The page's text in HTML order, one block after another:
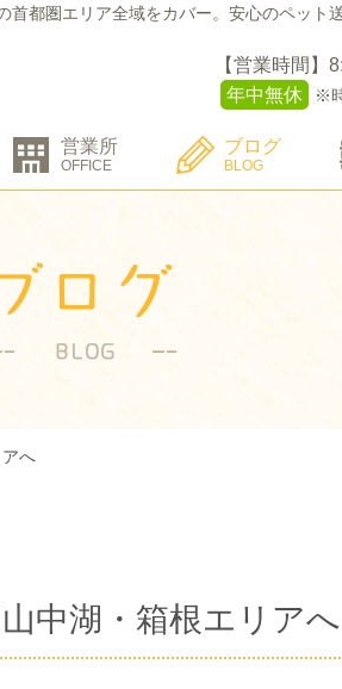
首都圏エリア全域をカバー。 安心のペット
【営業時間】
年中無休
※
営業所
OFFICE
ブログ
BLOG
へ
中湖・箱根エリアへ